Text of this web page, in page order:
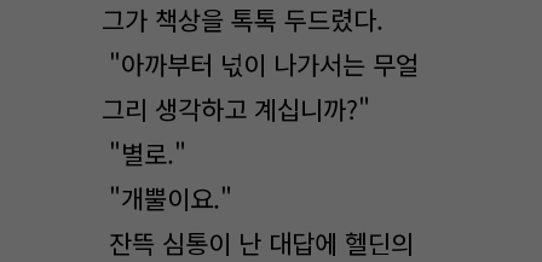
그가 책상을 톡톡 두드렸다.
"아까부터 넋이 나가서는 무얼
그리 생각하고 계십니까?"
"별로."
"개뿔이요."
잔뜩 심통이 난 대답에 헬딘의